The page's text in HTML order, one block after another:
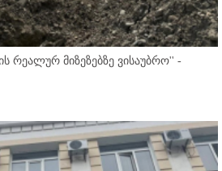
რეალურ მიზეზებზე ვისაუბრო'' -